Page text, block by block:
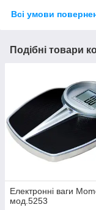
Всі умови
Подібні товари
Електронні ваги
мод.5253